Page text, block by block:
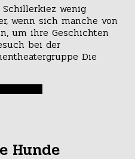
wenig
wenn sich manche von
um ihre Geschichten
bei der
Die
Hunde